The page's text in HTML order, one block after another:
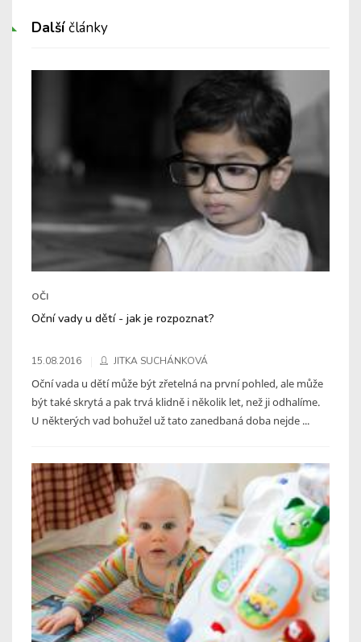
Dalšíčlánky
OČI
Oční vady u dětí - jak je rozpoznat?
15.08.2016 JITKA SUCHÁNKOVÁ
Oční vada u dětí může být zřetelná na první pohled, ale může
být také skrytá a pak trvá klidně i několik let, než ji odhalíme.
U některých vad bohužel už tato zanedbaná doba nejde ...